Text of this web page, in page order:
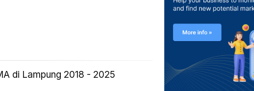
di Lampung 2018 - 2025